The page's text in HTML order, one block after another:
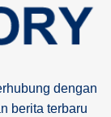
dengan
berita terbaru